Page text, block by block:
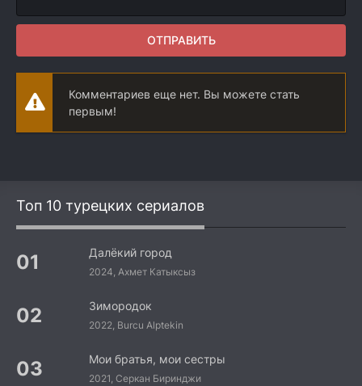
ОТПРАВИТЬ
Комментариев еще нет. Вы можете стать
первым!
Топ 10 турецких сериалов
Далёкий город
2024, Ахмет Катыксыз
Зимородок
2022, Burcu Alptekin
Мои братья, мои сестры
2021, Серкан Биринджи